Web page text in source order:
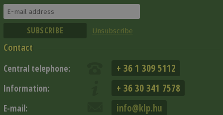
Unsubscribe
Contact
Central telephone: + 36 1 309 5112
Information: + 36 30 341 7578
E-mail: info@klp.hu